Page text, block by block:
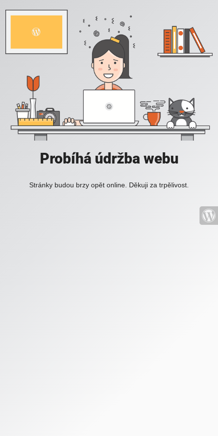
Probíhá údržba webu
Stránky budou brzy opět online. Děkuji za trpělivost.